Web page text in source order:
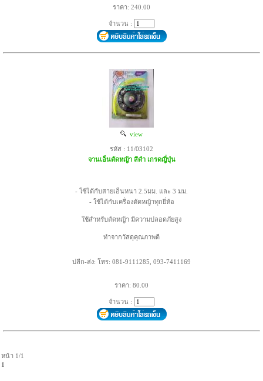
ราคา: 240.00
จำนวน :
view
รหัส : 11/03102
จานเอ็นตัดหญ้า สีดำ เกรดญี่ปุ่น
- ใช้ได้กับสายเอ็นหนา 2.5มม. และ 3 มม.
- ใช้ได้กับเครื่องตัดหญ้าทุกยี่ห้อ
ใช้สำหรับตัดหญ้า มีความปลอดภัยสูง
ทำจากวัสดุคุณภาพดี
ปลีก-ส่ง: โทร: 081-9111285, 093-7411169
ราคา: 80.00
จำนวน :
หน้า 1/1
1